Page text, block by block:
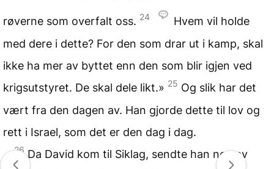
røverne som overfalt oss. 24
Hvem vil holde
med dere i dette? For den som drar ut i kamp, skal
ikke ha mer av byttet enn den som blir igjen ved
krigsutstyret. De skal dele likt.» 25 Og slik har det
vært fra den dagen av. Han gjorde dette til lov og
rett i Israel, som det er den dag i dag.
26 Da David kom til Siklag, sendte han noe av